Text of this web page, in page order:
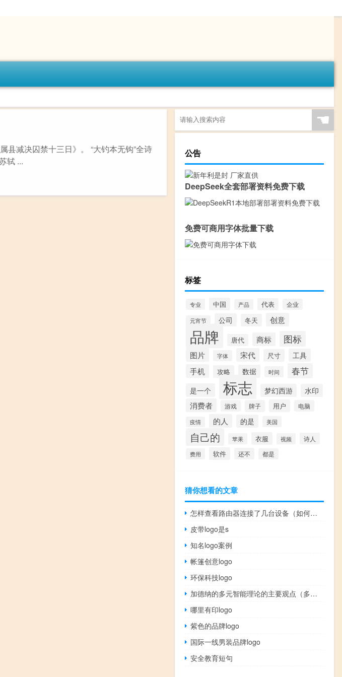
县减决囚禁十三日》。 “大钓本无钩”全诗
轼 ...
☚
公告
DeepSeek全套部署资料免费下载
免费可商用字体批量下载
标签
专业 中国 产品 代表 企业
元宵节 公司 冬天 创意
品牌 唐代 商标 图标
图片 字体 宋代 尺寸 工具
手机 攻略 数据 时间 春节
是一个 标志 梦幻西游 水印
消费者 游戏 牌子 用户 电脑
疫情 的人 的是 美国
自己的 苹果 衣服 视频 诗人
费用 软件 还不 都是
猜你想看的文章
怎样查看路由器连接了几台设备（如何查看路由器连接了几台设备）
皮带logo是s
知名logo案例
帐篷创意logo
环保科技logo
加德纳的多元智能理论的主要观点（多元智能理论的核心内容）
哪里有印logo
紫色的品牌logo
国际一线男装品牌logo
安全教育短句